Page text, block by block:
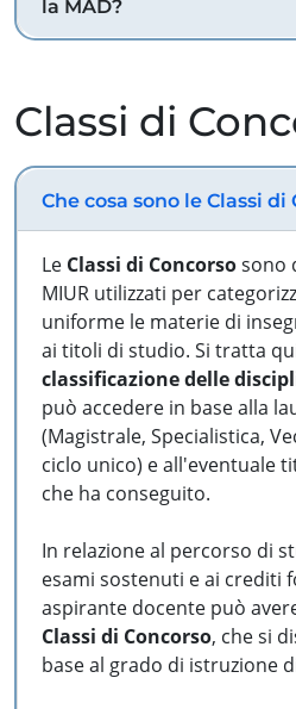
la MAD?
Classi di
Che cosa sono le Classi di
Le Classi di Concorsosono
MIUR utilizzati per
uniforme le materie di
ai titoli di studio. Si tratta
classificazione delle
può accedere in base alla
(Magistrale, Specialistica,
ciclo unico) e all'eventuale
che ha conseguito.
In relazione al percorso di
esami sostenuti e ai crediti
aspirante docente può
Classi di Concorso, che si
base al grado di istruzione